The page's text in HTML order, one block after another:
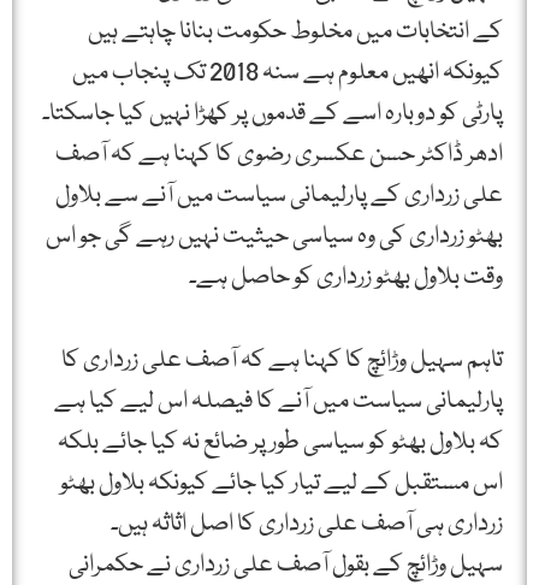
کے انتخابات میں مخلوط حکومت بنانا چاہتے ہیں
کیونکہ انھیں معلوم ہے سنہ 2018 تک پنجاب میں
پارٹی کو دوبارہ اسے کے قدموں پر کھڑا نہیں کیا جاسکتا۔
ادھر ڈاکٹر حسن عکسری رضوی کا کہنا ہے کہ آصف
علی زرداری کے پارلیمانی سیاست میں آنے سے بلاول
بھٹو زرداری کی وہ سیاسی حیثیت نہیں رہے گی جو اس
وقت بلاول بھٹو زرداری کو حاصل ہے۔
تاہم سہیل وڑائچ کا کہنا ہے کہ آصف علی زرداری کا
پارلیمانی سیاست میں آنے کا فیصلہ اس لیے کیا ہے
کہ بلاول بھٹو کو سیاسی طور پر ضائع نہ کیا جائے بلکہ
اس مستقبل کے لیے تیار کیا جائے کیونکہ بلاول بھٹو
زرداری ہی آصف علی زرداری کا اصل اثاثہ ہیں۔
سہیل وڑائچ کے بقول آصف علی زرداری نے حکمرانی